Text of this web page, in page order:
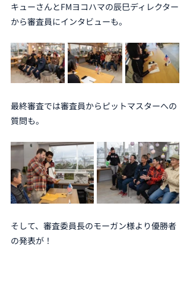
キューさんとFMヨコハマの辰巳ディレクター
から審査員にインタビューも。
最終審査では審査員からピットマスターへの
質問も。
そして、審査委員長のモーガン様より優勝者
の発表が！